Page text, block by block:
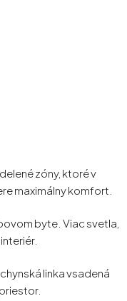
zóny, ktoré v
maximálny komfort.
byte. Viac svetla,
linka vsadená